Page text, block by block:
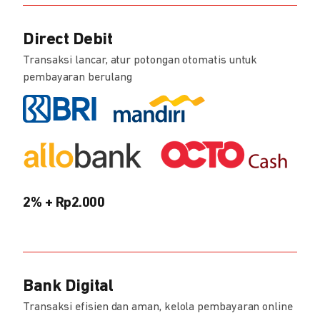
Direct Debit
Transaksi lancar, atur potongan otomatis untuk
pembayaran berulang
2% + Rp2.000
Bank Digital
Transaksi efisien dan aman, kelola pembayaran online